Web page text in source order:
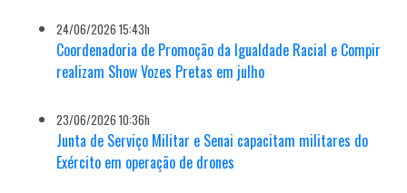
24/06/2026 15:43h
Coordenadoria de Promoção da Igualdade Racial e Compir
realizam Show Vozes Pretas em julho
23/06/2026 10:36h
Junta de Serviço Militar e Senai capacitam militares do
Exército em operação de drones